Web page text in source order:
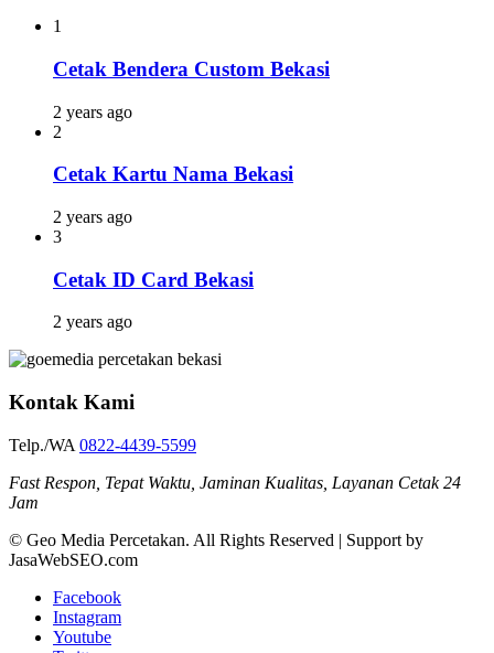
1
Cetak Bendera Custom Bekasi
2 years ago
2
Cetak Kartu Nama Bekasi
2 years ago
3
Cetak ID Card Bekasi
2 years ago
Kontak Kami
Telp./WA 0822-4439-5599
Fast Respon, Tepat Waktu, Jaminan Kualitas, Layanan Cetak 24
Jam
© Geo Media Percetakan. All Rights Reserved | Support by
JasaWebSEO.com
Facebook
Instagram
Youtube